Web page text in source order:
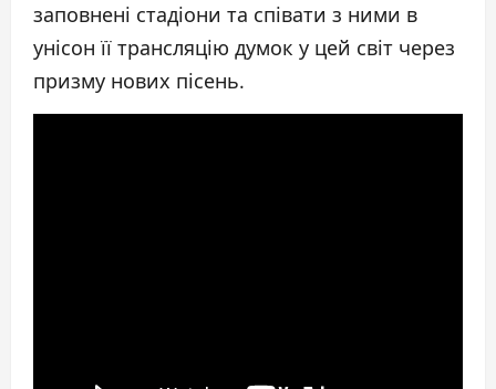
заповнені стадіони та співати з ними в
унісон її трансляцію думок у цей світ через
призму нових пісень.